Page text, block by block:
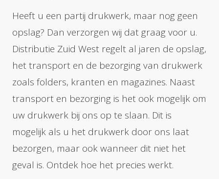
Heeft u een partij drukwerk, maar nog geen
opslag? Dan verzorgen wij dat graag voor u.
Distributie Zuid West regelt al jaren de opslag,
het transport en de bezorging van drukwerk
zoals folders, kranten en magazines. Naast
transport en bezorging is het ook mogelijk om
uw drukwerk bij ons op te slaan. Dit is
mogelijk als u het drukwerk door ons laat
bezorgen, maar ook wanneer dit niet het
geval is. Ontdek hoe het precies werkt.